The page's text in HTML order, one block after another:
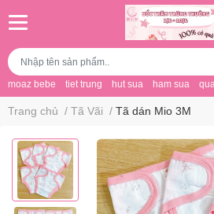
moaz bebe tiet trung hut sua ham sua
Trang chủ / Tã Vãi / Tã dán Mio 3M